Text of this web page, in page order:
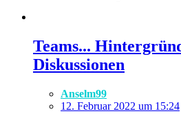
Teams...
Diskussionen
Anselm99
12. Februar 2022 um 15:24